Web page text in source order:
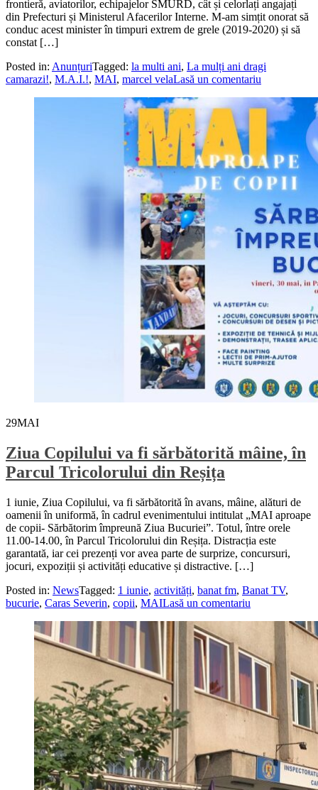
frontieră, aviatorilor, echipajelor SMURD, cât și celorlați angajați
din Prefecturi și Ministerul Afacerilor Interne. M-am simțit onorat să
conduc acest minister în timpuri extrem de grele (2019-2020) și să
constat […]
Posted in: AnunțuriTagged: la multi ani, La mulți ani dragi
camarazi!, M.A.I.!, MAI, marcel velaLasă un comentariu
29MAI
Ziua Copilului va fi sărbătorită mâine, în
Parcul Tricolorului din Reșița
1 iunie, Ziua Copilului, va fi sărbătorită în avans, mâine, alături de
oamenii în uniformă, în cadrul evenimentului intitulat „MAI aproape
de copii- Sărbătorim împreună Ziua Bucuriei”. Totul, între orele
11.00-14.00, în Parcul Tricolorului din Reșița. Distracția este
garantată, iar cei prezenți vor avea parte de surprize, concursuri,
jocuri, expoziții și activități educative și distractive. […]
Posted in: NewsTagged: 1 iunie, activități, banat fm, Banat TV,
bucurie, Caras Severin, copii, MAILasă un comentariu